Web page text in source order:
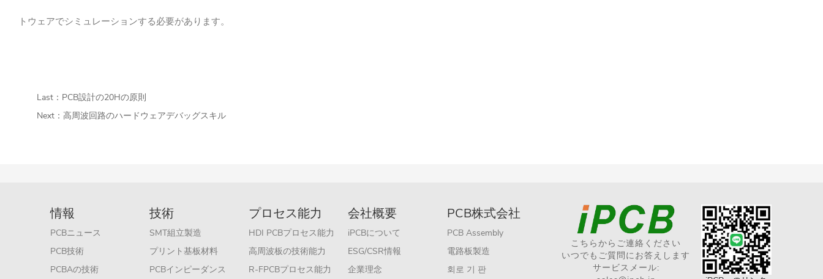
トウェアでシミュレーションする必要があります。
Last： PCB設計の20Hの原則
Next： 高周波回路のハードウェアデバッグスキル
情報
PCBニュース
PCB技術
PCBAの技術
技術
SMT組立製造
プリント基板材料
PCBインピーダンス
プロセス能力
HDI PCBプロセス能力
高周波板の技術能力
R-FPCBプロセス能力
会社概要
iPCBについて
ESG/CSR情報
企業理念
PCB株式会社
PCB Assembly
電路板製造
회로 기 판
こちらからご連絡ください
いつでもご質問にお答えします
サービスメール: